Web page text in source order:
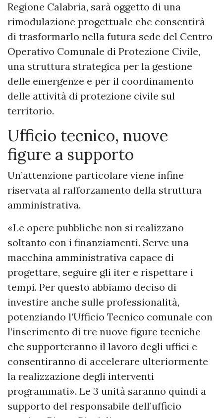
Regione Calabria, sarà oggetto di una
rimodulazione progettuale che consentirà
di trasformarlo nella futura sede del Centro
Operativo Comunale di Protezione Civile,
una struttura strategica per la gestione
delle emergenze e per il coordinamento
delle attività di protezione civile sul
territorio.
Ufficio tecnico, nuove
figure a supporto
Un’attenzione particolare viene infine
riservata al rafforzamento della struttura
amministrativa.
«Le opere pubbliche non si realizzano
soltanto con i finanziamenti. Serve una
macchina amministrativa capace di
progettare, seguire gli iter e rispettare i
tempi. Per questo abbiamo deciso di
investire anche sulle professionalità,
potenziando l’Ufficio Tecnico comunale con
l’inserimento di tre nuove figure tecniche
che supporteranno il lavoro degli uffici e
consentiranno di accelerare ulteriormente
la realizzazione degli interventi
programmati». Le 3 unità saranno quindi a
supporto del responsabile dell’ufficio